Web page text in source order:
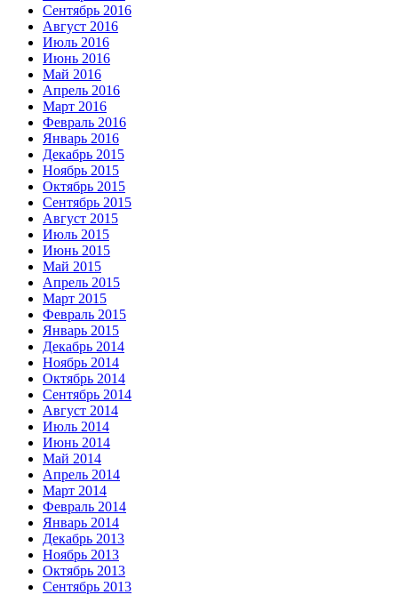
Сентябрь 2016
Август 2016
Июль 2016
Июнь 2016
Май 2016
Апрель 2016
Март 2016
Февраль 2016
Январь 2016
Декабрь 2015
Ноябрь 2015
Октябрь 2015
Сентябрь 2015
Август 2015
Июль 2015
Июнь 2015
Май 2015
Апрель 2015
Март 2015
Февраль 2015
Январь 2015
Декабрь 2014
Ноябрь 2014
Октябрь 2014
Сентябрь 2014
Август 2014
Июль 2014
Июнь 2014
Май 2014
Апрель 2014
Март 2014
Февраль 2014
Январь 2014
Декабрь 2013
Ноябрь 2013
Октябрь 2013
Сентябрь 2013